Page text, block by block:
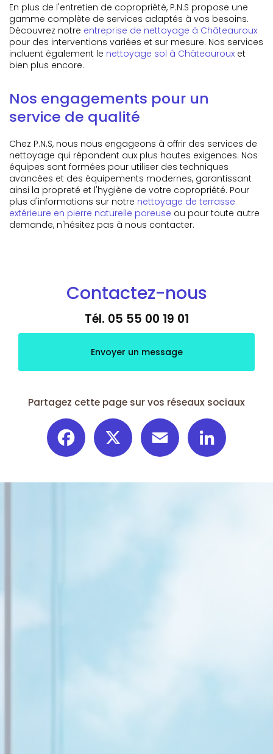
En plus de l'entretien de copropriété, P.N.S propose une
gamme complète de services adaptés à vos besoins.
Découvrez notre entreprise de nettoyage à Châteauroux
pour des interventions variées et sur mesure. Nos services
incluent également le nettoyage sol à Châteauroux et
bien plus encore.
Nos engagements pour un
service de qualité
Chez P.N.S, nous nous engageons à offrir des services de
nettoyage qui répondent aux plus hautes exigences. Nos
équipes sont formées pour utiliser des techniques
avancées et des équipements modernes, garantissant
ainsi la propreté et l'hygiène de votre copropriété. Pour
plus d'informations sur notre nettoyage de terrasse
extérieure en pierre naturelle poreuse ou pour toute autre
demande, n'hésitez pas à nous contacter.
Contactez-nous
Tél. 05 55 00 19 01
Envoyer un message
Partagez cette page sur vos réseaux sociaux
Facebook Email